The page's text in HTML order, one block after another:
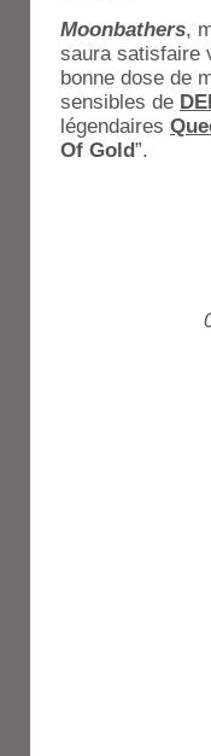
Moonbathers,
saura satisfaire
bonne dose de
sensibles de
légendaires
Of Gold”.